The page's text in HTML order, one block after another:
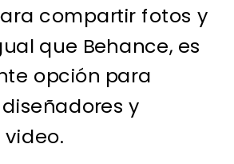
compartir fotos y
que Behance, es
opción para
y